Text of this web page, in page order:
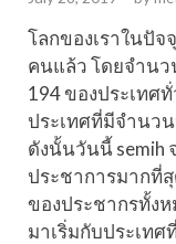
โลกของเราในปั
คนแล้ว โดยจำน
194 ของประเทศ
ประเทศที่มีจำนว
ดังนั้นวันนี้ semih
ประชาการมากที่
ของประชากรทั้ง
มาเริ่มกับประเท